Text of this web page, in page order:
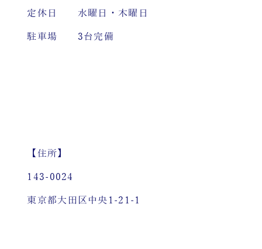
定休日 水曜日・木曜日
駐車場 3台完備
【住所】
143-0024
東京都大田区中央1-21-1